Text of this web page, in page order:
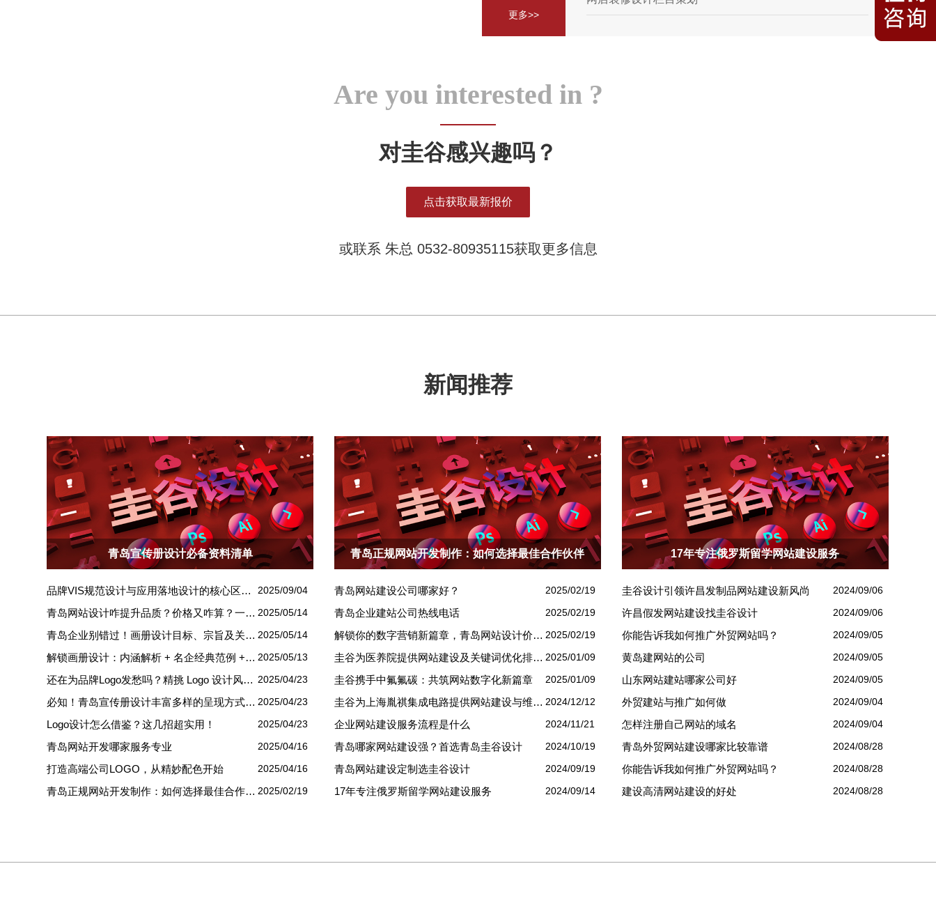
更多>>
Are you interested in ?
对圭谷感兴趣吗？
点击获取最新报价
或联系 朱总 0532-80935115获取更多信息
新闻推荐
青岛宣传册设计必备资料清单
品牌VIS规范设计与应用落地设计的核心区别解析 2025/09/04
青岛网站设计咋提升品质？价格又咋算？一文讲清 2025/05/14
青岛企业别错过！画册设计目标、宗旨及关键要点全揭秘 2025/05/14
解锁画册设计：内涵解析 + 名企经典范例 + 强大作用全揭秘 2025/05/13
还在为品牌Logo发愁吗？精挑 Logo 设计风格这一步，轻松铸就独属于你的品牌魅力 2025/04/23
必知！青岛宣传册设计丰富多样的呈现方式盘点 2025/04/23
Logo设计怎么借鉴？这几招超实用！ 2025/04/23
青岛网站开发哪家服务专业 2025/04/16
打造高端公司LOGO，从精妙配色开始 2025/04/16
青岛正规网站开发制作：如何选择最佳合作伙伴 2025/02/19
青岛正规网站开发制作：如何选择最佳合作伙伴
青岛网站建设公司哪家好？ 2025/02/19
青岛企业建站公司热线电话 2025/02/19
解锁你的数字营销新篇章，青岛网站设计价格几何？ 2025/02/19
圭谷为医养院提供网站建设及关键词优化排名服务：青岛圣德嘉朗颐养中心案例 2025/01/09
圭谷携手中氟氟碳：共筑网站数字化新篇章 2025/01/09
圭谷为上海胤祺集成电路提供网站建设与维护服务 2024/12/12
企业网站建设服务流程是什么 2024/11/21
青岛哪家网站建设强？首选青岛圭谷设计 2024/10/19
青岛网站建设定制选圭谷设计 2024/09/19
17年专注俄罗斯留学网站建设服务 2024/09/14
17年专注俄罗斯留学网站建设服务
圭谷设计引领许昌发制品网站建设新风尚 2024/09/06
许昌假发网站建设找圭谷设计 2024/09/06
你能告诉我如何推广外贸网站吗？ 2024/09/05
黄岛建网站的公司 2024/09/05
山东网站建站哪家公司好 2024/09/05
外贸建站与推广如何做 2024/09/04
怎样注册自己网站的域名 2024/09/04
青岛外贸网站建设哪家比较靠谱 2024/08/28
你能告诉我如何推广外贸网站吗？ 2024/08/28
建设高清网站建设的好处 2024/08/28